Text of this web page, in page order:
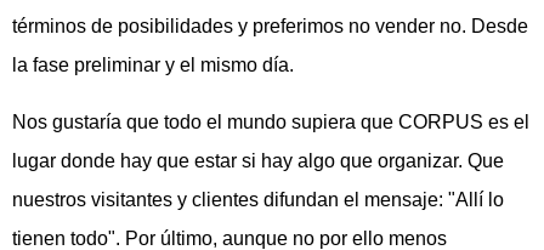
términos de posibilidades y preferimos no vender no. Desde
la fase preliminar y el mismo día.
Nos gustaría que todo el mundo supiera que CORPUS es el
lugar donde hay que estar si hay algo que organizar. Que
nuestros visitantes y clientes difundan el mensaje: "Allí lo
tienen todo". Por último, aunque no por ello menos